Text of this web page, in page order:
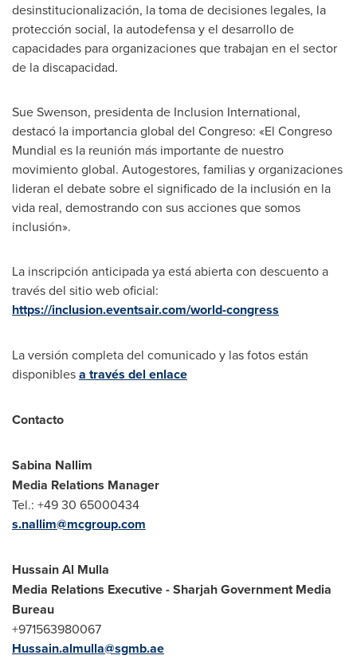
desinstitucionalización, la toma de decisiones legales, la
protección social, la autodefensa y el desarrollo de
capacidades para organizaciones que trabajan en el sector
de la discapacidad.
Sue Swenson, presidenta de Inclusion International,
destacó la importancia global del Congreso: «El Congreso
Mundial es la reunión más importante de nuestro
movimiento global. Autogestores, familias y organizaciones
lideran el debate sobre el significado de la inclusión en la
vida real, demostrando con sus acciones que somos
inclusión».
La inscripción anticipada ya está abierta con descuento a
través del sitio web oficial:
https://inclusion.eventsair.com/world-congress
La versión completa del comunicado y las fotos están
disponiblesa través del enlace
Contacto
Sabina Nallim
Media Relations Manager
Tel.: +49 30 65000434
s.nallim@mcgroup.com
Hussain Al Mulla
Media Relations Executive - Sharjah Government Media
Bureau
+971563980067
Hussain.almulla@sgmb.ae